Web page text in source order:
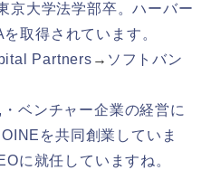
京大学法学部卒。ハーバー
取得されています。
Partners → ソフトバン
ベンチャー企業の経営に
を共同創業していま
に就任していますね。